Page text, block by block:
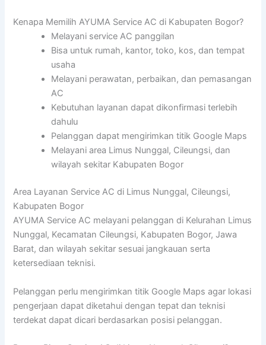
Kenapa Memilih AYUMA Service AC di Kabupaten Bogor?
Melayani service AC panggilan
Bisa untuk rumah, kantor, toko, kos, dan tempat
usaha
Melayani perawatan, perbaikan, dan pemasangan
AC
Kebutuhan layanan dapat dikonfirmasi terlebih
dahulu
Pelanggan dapat mengirimkan titik Google Maps
Melayani area Limus Nunggal, Cileungsi, dan
wilayah sekitar Kabupaten Bogor
Area Layanan Service AC di Limus Nunggal, Cileungsi,
Kabupaten Bogor
AYUMA Service AC melayani pelanggan di Kelurahan Limus
Nunggal, Kecamatan Cileungsi, Kabupaten Bogor, Jawa
Barat, dan wilayah sekitar sesuai jangkauan serta
ketersediaan teknisi.
Pelanggan perlu mengirimkan titik Google Maps agar lokasi
pengerjaan dapat diketahui dengan tepat dan teknisi
terdekat dapat dicari berdasarkan posisi pelanggan.